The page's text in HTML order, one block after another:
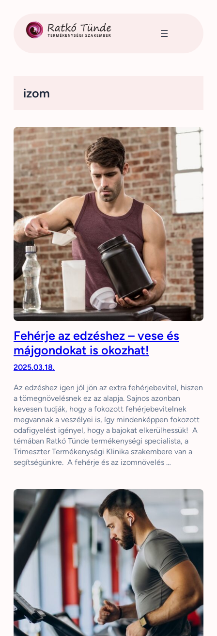
tartalomhoz
izom
Fehérje az edzéshez – vese és
májgondokat is okozhat!
2025.03.18.
Az edzéshez igen jól jön az extra fehérjebevitel, hiszen
a tömegnövelésnek ez az alapja. Sajnos azonban
kevesen tudják, hogy a fokozott fehérjebevitelnek
megvannak a veszélyei is, így mindenképpen fokozott
odafigyelést igényel, hogy a bajokat elkerülhessük! A
témában Ratkó Tünde termékenységi specialista, a
Trimeszter Termékenységi Klinika szakembere van a
segítségünkre. A fehérje és az izomnövelés …